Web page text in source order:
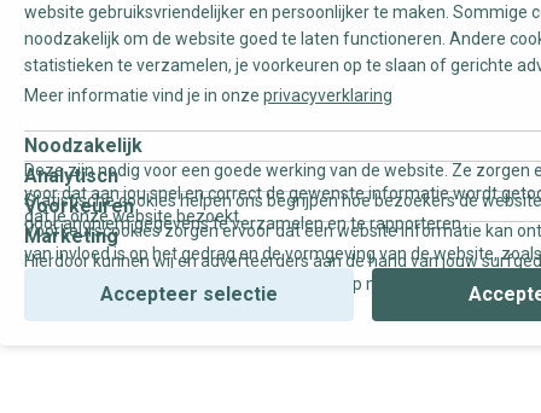
website gebruiksvriendelijker en persoonlijker te maken. Sommige
noodzakelijk om de website goed te laten functioneren. Andere
statistieken te verzamelen, je voorkeuren op te slaan of gerichte
Meer informatie vind je in onze privacyverklaring
Noodzakelijk
Deze zijn nodig voor een goede werking van de website. Ze zorgen
voor dat aan jou snel en correct de gewenste informatie wordt
dat je onze website bezoekt.
Analytisch
Statistische cookies helpen ons begrijpen hoe bezoekers de
door anoniem gegevens te verzamelen en te rapporteren.
Voorkeuren
Voorkeurscookies zorgen ervoor dat een website informatie kan
van invloed is op het gedrag en de vormgeving van de website,
Marketing
Hierdoor kunnen wij en adverteerders aan de hand van jouw
gepersonaliseerde online advertenties en op maat gemaakte
Accepteer selectie